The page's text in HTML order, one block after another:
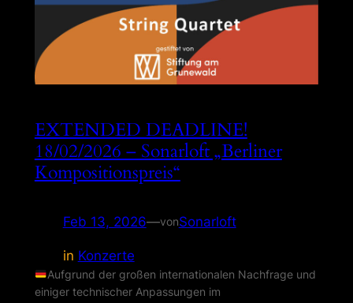
EXTENDED DEADLINE!
18/02/2026 – Sonarloft „Berliner
Kompositionspreis“
Feb 13, 2026—vonSonarloft
in Konzerte
Aufgrund der großen internationalen Nachfrage und
einiger technischer Anpassungen im